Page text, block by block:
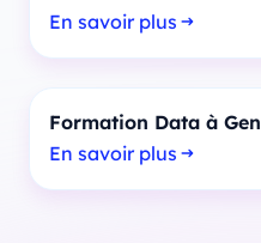
En savoir plus
Formation Data à
En savoir plus